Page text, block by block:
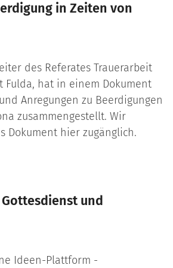
in Zeiten von
des Referates Trauerarbeit
Fulda, hat in einem Dokument
Anregungen zu Beerdigungen
zusammengestellt. Wir
Dokument hier zugänglich.
und
Ideen-Plattform -